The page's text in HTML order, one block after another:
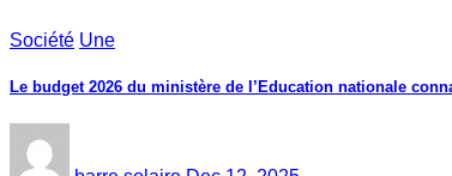
Société Une
Le budget 2026 du ministère de l’Education nationale